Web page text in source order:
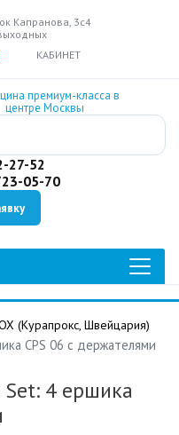
Капранова, 3с4
КАБИНЕТ
премиум-класса в
центре Москвы
27-52
05-70
(Курапрокс, Швейцария)
CPS 06 с держателями
4 ершика